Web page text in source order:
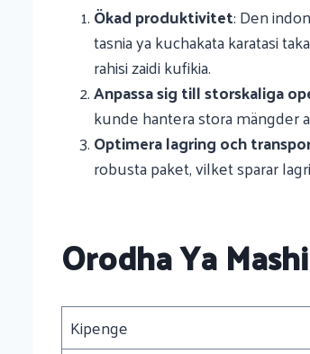
Ökad produktivitet: Den
tasnia ya kuchakata karatasi
rahisi zaidi kufikia.
Anpassa sig till storskaliga
kunde hantera stora mängder
Optimera lagring och
robusta paket, vilket sparar
Orodha Ya
Kipenge